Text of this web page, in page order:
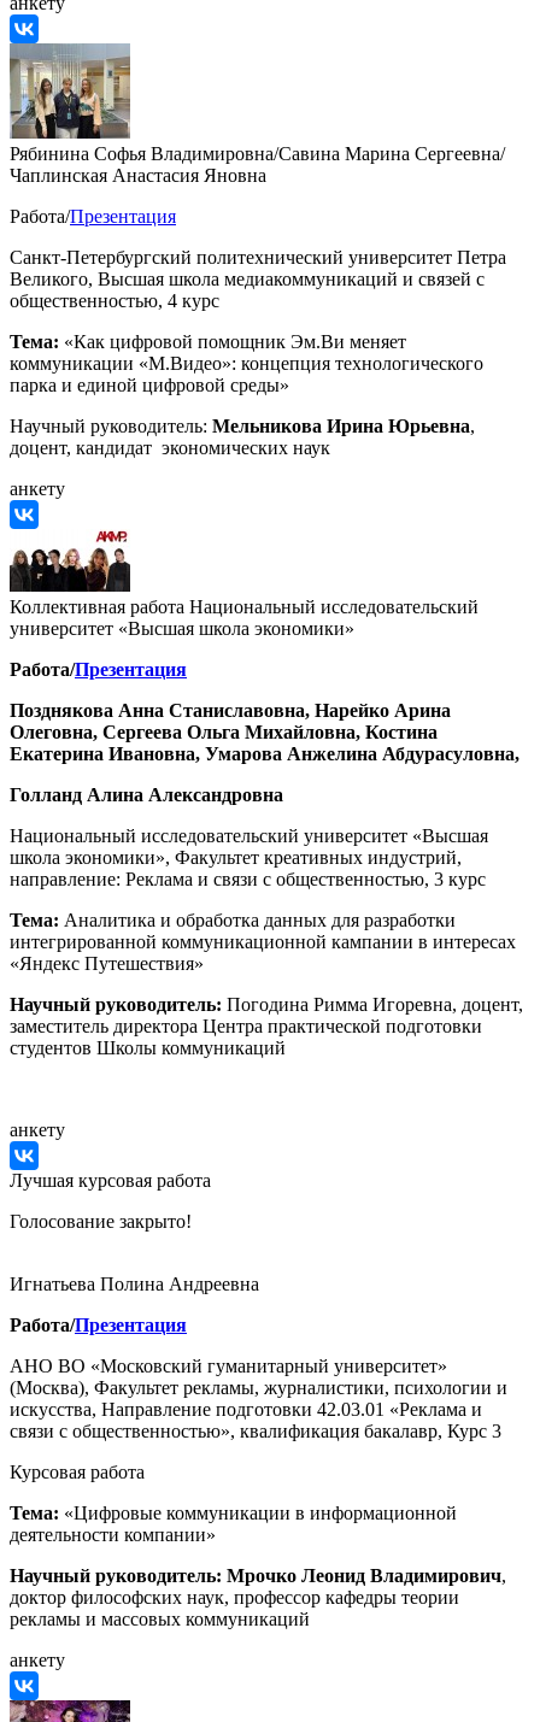
Рябинина Софья Владимировна/Савина Марина Сергеевна/
Чаплинская Анастасия Яновна
Работа/Презентация
Санкт-Петербургский политехнический университет Петра
Великого, Высшая школа медиакоммуникаций и связей с
общественностью, 4 курс
Тема: «Как цифровой помощник Эм.Ви меняет
коммуникации «М.Видео»: концепция технологического
парка и единой цифровой среды»
Научный руководитель: Мельникова Ирина Юрьевна,
доцент, кандидат экономических наук
анкету
Коллективная работа Национальный исследовательский
университет «Высшая школа экономики»
Работа/Презентация
Позднякова Анна Станиславовна, Нарейко Арина
Олеговна, Сергеева Ольга Михайловна, Костина
Екатерина Ивановна, Умарова Анжелина Абдурасуловна,
Голланд Алина Александровна
Национальный исследовательский университет «Высшая
школа экономики», Факультет креативных индустрий,
направление: Реклама и связи с общественностью, 3 курс
Тема: Аналитика и обработка данных для разработки
интегрированной коммуникационной кампании в интересах
«Яндекс Путешествия»
Научный руководитель: Погодина Римма Игоревна, доцент,
заместитель директора Центра практической подготовки
студентов Школы коммуникаций
анкету
Лучшая курсовая работа
Голосование закрыто!
Игнатьева Полина Андреевна
Работа/Презентация
АНО ВО «Московский гуманитарный университет»
(Москва), Факультет рекламы, журналистики, психологии и
искусства, Направление подготовки 42.03.01 «Реклама и
связи с общественностью», квалификация бакалавр, Курс 3
Курсовая работа
Тема: «Цифровые коммуникации в информационной
деятельности компании»
Научный руководитель: Мрочко Леонид Владимирович,
доктор философских наук, профессор кафедры теории
рекламы и массовых коммуникаций
анкету